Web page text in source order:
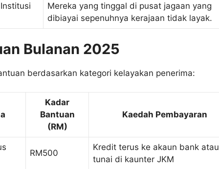
Mereka yang tinggal di pusat jagaan yang
dibiayai sepenuhnya kerajaan tidak layak.
Bulanan 2025
berdasarkan kategori kelayakan penerima:
Kadar
Bantuan
(RM)
Kaedah Pembayaran
RM500
Kredit terus ke akaun bank atau
tunai di kaunter JKM